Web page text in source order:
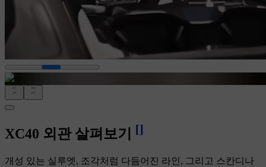
XC40 외관 살펴보기 []
개성 있는 실루엣, 조각처럼 다듬어진 라인, 그리고 스칸디나